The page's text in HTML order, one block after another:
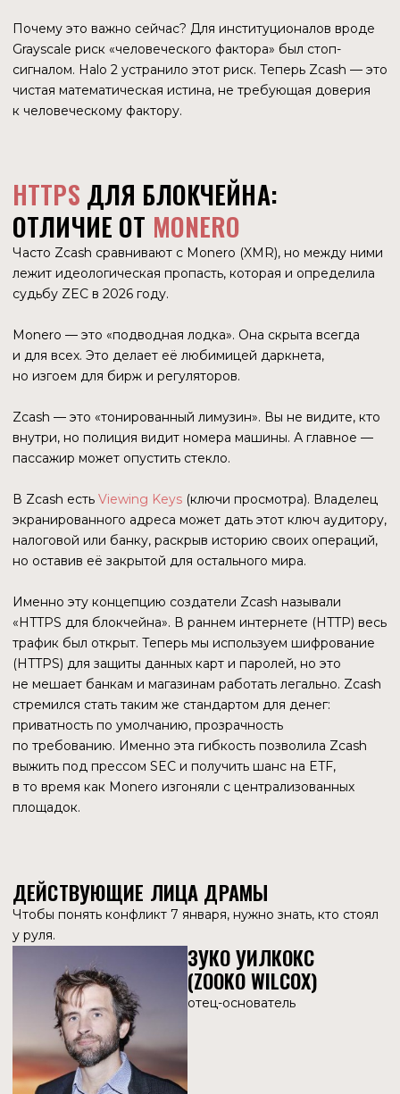
УНИКАЛЬНОСТЬ И НАУЧНЫЙ
ПОДХОД
Проект родился не на форуме биткоин-энтузиастов,
Aviv University).WhitepaperZcash — это научный труд
Этот научный снобизм сыграл с проектом злую шутку.
Годами разработчики полировали идеальный код,
игнорируя маркетинг и UX (пользовательский опыт). Пока
другие монеты с худшими технологиями взлетали
красоту их математики.
наконец-то оценил. Институционалы пришли. Продукт
(Zashi) появился. Цена взлетела. Но старая структура
управления (Bootstrap), заточенная под неспешную
научную работу, не выдержала давления больших денег
и скоростей реального бизнеса.
менеджеров. Это системный сбой при попытке
пересадить двигатель от гоночного болида (технологии
и амбиции Свихарта) в телегу (неповоротливая структура
Bootstrap). Zcash перерос своих «родителей», и теперь
мучительно пытается сепарироваться. Вопрос лишь
в том, переживет ли «ребенок» этот разрыв.
ПРИМЕЧАНИЕ:
501(c)(3) - это особый налоговый статус
благотворительной организации в США. Он означает, что
«общественного блага», а не прибыли. У неё нет
Взгляд на Совет Bootstrap со стороны Свихарта: Это
«академическая башня из слоновой кости», люди,
оторванные от рынка, которые предпочли задушить
успешный стартап (Zashi), лишь бы не рисковать своим
Взгляд на ситуацию со стороныСовета
общественной технологии (рейдерский захват Zashi
за бесценок).
РАССЛЕДОВАНИЕ
КОНФЛИКТА 7 ЯНВАРЯ
Чтобы понять, почему 7 января 2026 года стало «черным
днем» для корпоративной структуры Zcash, нужно
отмотать время на три месяца назад. Конфликт между
разработчиками и советом директоров — это
не спонтанная ссора. Это классическая трагедия, где
благие намерения разбились о стену юридических
обязательств и внезапно свалившихся больших денег.